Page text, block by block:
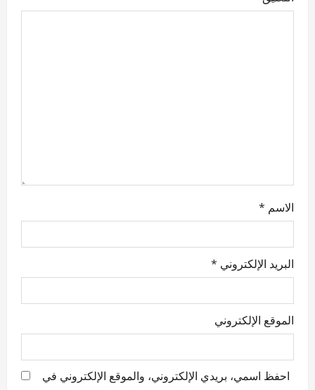
a
الاسم *
البريد الإلكتروني *
الموقع الإلكتروني
احفظ اسمي، بريدي الإلكتروني، والموقع الإلكتروني في